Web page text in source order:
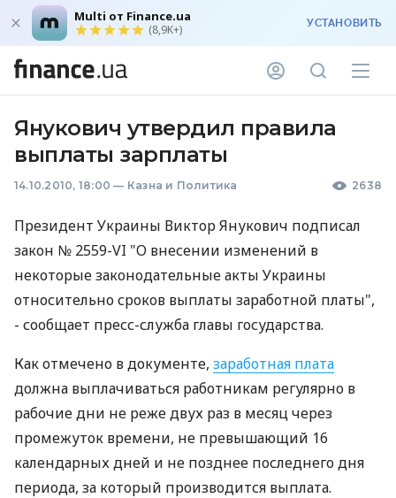
Multi от Finance.ua
(8,9K+) УСТАНОВИТЬ
Янукович утвердил правила
выплаты зарплаты
14.10.2010, 18:00 — Казна и Политика 2638
Президент Украины Виктор Янукович подписал
закон № 2559-VI "О внесении изменений в
некоторые законодательные акты Украины
относительно сроков выплаты заработной платы",
- сообщает пресс-служба главы государства.
Как отмечено в документе, заработная плата
должна выплачиваться работникам регулярно в
рабочие дни не реже двух раз в месяц через
промежуток времени, не превышающий 16
календарных дней и не позднее последнего дня
периода, за который производится выплата.